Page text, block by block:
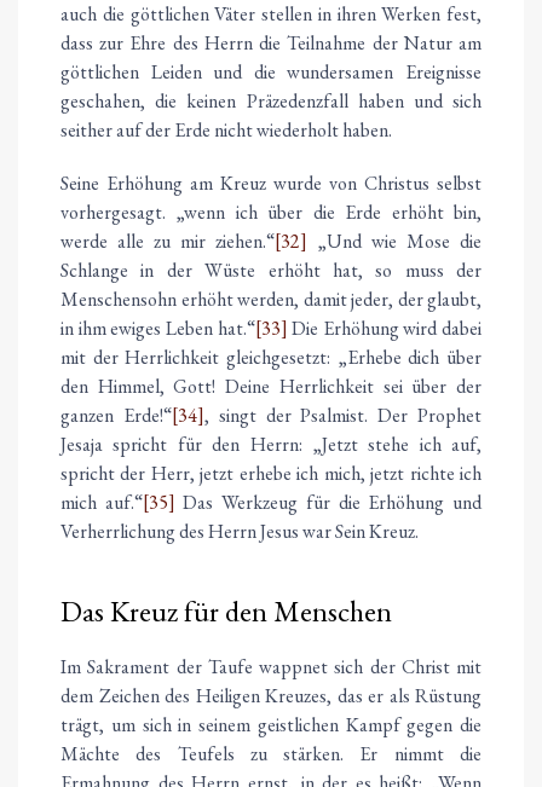
auch die göttlichen Väter stellen in ihren Werken fest,
dass zur Ehre des Herrn die Teilnahme der Natur am
göttlichen Leiden und die wundersamen Ereignisse
geschahen, die keinen Präzedenzfall haben und sich
seither auf der Erde nicht wiederholt haben.
Seine Erhöhung am Kreuz wurde von Christus selbst
vorhergesagt. „wenn ich über die Erde erhöht bin,
werde alle zu mir ziehen.“[32] „Und wie Mose die
Schlange in der Wüste erhöht hat, so muss der
Menschensohn erhöht werden, damit jeder, der glaubt,
in ihm ewiges Leben hat.“[33] Die Erhöhung wird dabei
mit der Herrlichkeit gleichgesetzt: „Erhebe dich über
den Himmel, Gott! Deine Herrlichkeit sei über der
ganzen Erde!“[34], singt der Psalmist. Der Prophet
Jesaja spricht für den Herrn: „Jetzt stehe ich auf,
spricht der Herr, jetzt erhebe ich mich, jetzt richte ich
mich auf.“[35] Das Werkzeug für die Erhöhung und
Verherrlichung des Herrn Jesus war Sein Kreuz.
Das Kreuz für den Menschen
Im Sakrament der Taufe wappnet sich der Christ mit
dem Zeichen des Heiligen Kreuzes, das er als Rüstung
trägt, um sich in seinem geistlichen Kampf gegen die
Mächte des Teufels zu stärken. Er nimmt die